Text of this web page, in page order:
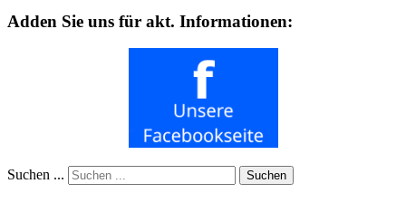
Adden Sie uns für akt. Informationen:
Suchen ... Suchen